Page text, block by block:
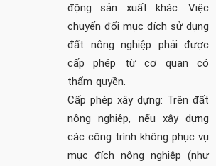
động sản xuất khác. Việc
chuyển đổi mục đích sử dụng
đất nông nghiệp phải được
cấp phép từ cơ quan có
thẩm quyền.
Cấp phép xây dựng: Trên đất
nông nghiệp, nếu xây dựng
các công trình không phục vụ
mục đích nông nghiệp (như